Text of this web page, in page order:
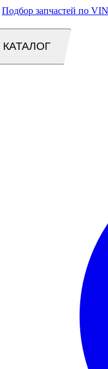
Подбор запчастей по
КАТАЛОГ